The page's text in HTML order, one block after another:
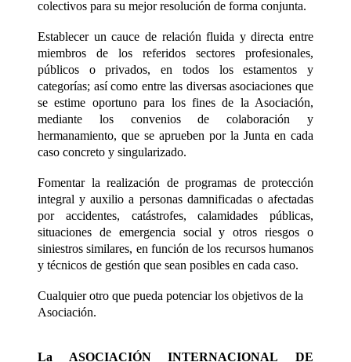
colectivos para su mejor resolución de forma conjunta.
Establecer un cauce de relación fluida y directa entre
miembros de los referidos sectores profesionales,
públicos o privados, en todos los estamentos y
categorías; así como entre las diversas asociaciones que
se estime oportuno para los fines de la Asociación,
mediante los convenios de colaboración y
hermanamiento, que se aprueben por la Junta en cada
caso concreto y singularizado.
Fomentar la realización de programas de protección
integral y auxilio a personas damnificadas o afectadas
por accidentes, catástrofes, calamidades públicas,
situaciones de emergencia social y otros riesgos o
siniestros similares, en función de los recursos humanos
y técnicos de gestión que sean posibles en cada caso.
Cualquier otro que pueda potenciar los objetivos de la
Asociación.
La ASOCIACIÓN INTERNACIONAL DE